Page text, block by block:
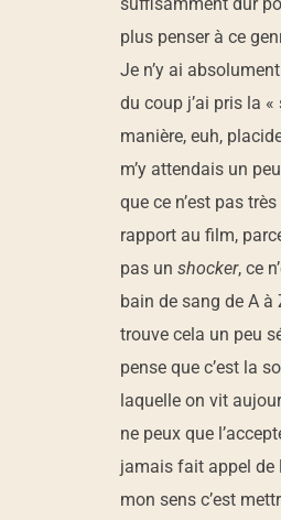
plus penser à ce
Je n’y ai
du coup j’ai pris la
manière, euh,
m’y attendais un
que ce n’est pas
rapport au film,
pas unshocker, ce
bain de sang de A à
trouve cela un peu
pense que c’est la
laquelle on vit
ne peux que
jamais fait appel de
mon sens c’est